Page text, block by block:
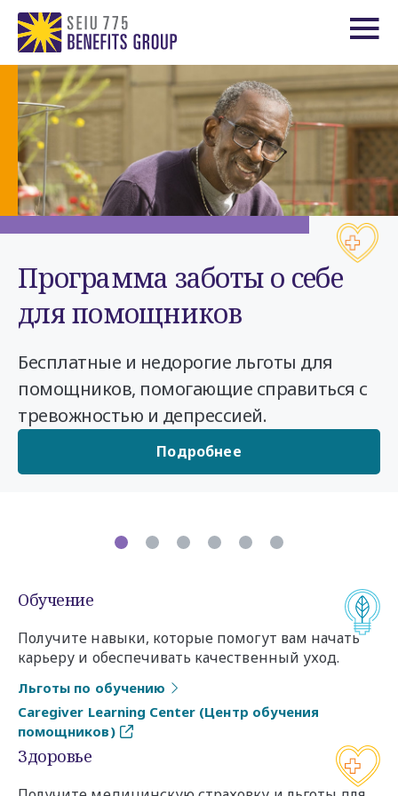
Программа заботы о себе
для помощников
Бесплатные и недорогие льготы для
помощников, помогающие справиться с
тревожностью и депрессией.
Подробнее
Обучение
Получите навыки, которые помогут вам начать
карьеру и обеспечивать качественный уход.
Льготы по обучению
Caregiver Learning Center (Центр обучения
помощников)
Здоровье